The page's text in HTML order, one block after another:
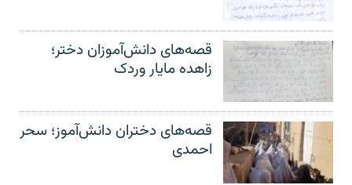
قصه‌های دانش‌آموزان دختر؛
زاهده مایار وردک
قصه‌های دختران دانش‌آموز؛ سحر
احمدی